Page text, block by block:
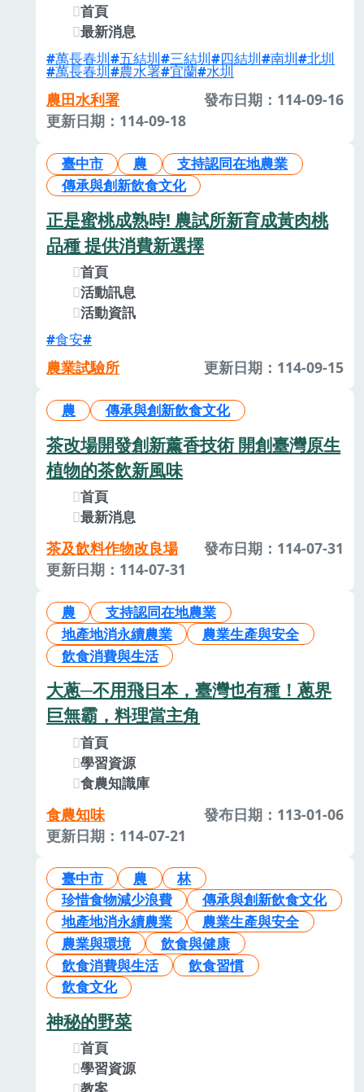
首頁
最新消息
萬長春圳 五結圳 三結圳 四結圳 南圳 北圳
萬長春圳 農水署 宜蘭 水圳
農田水利署
發布日期：114-09-16
更新日期：114-09-18
臺中市 農
支持認同在地農業
傳承與創新飲食文化
正是蜜桃成熟時! 農試所新育成黃肉桃
品種 提供消費新選擇
首頁
活動訊息
活動資訊
食安
農業試驗所 更新日期：114-09-15
農 傳承與創新飲食文化
茶改場開發創新薰香技術 開創臺灣原生
植物的茶飲新風味
首頁
最新消息
茶及飲料作物改良場
發布日期：114-07-31
更新日期：114-07-31
農
支持認同在地農業
地產地消永續農業
農業生產與安全
飲食消費與生活
大蔥─不用飛日本，臺灣也有種！蔥界
巨無霸，料理當主角
首頁
學習資源
食農知識庫
食農知味
發布日期：113-01-06
更新日期：114-07-21
臺中市 農
林
珍惜食物減少浪費
傳承與創新飲食文化
地產地消永續農業
農業生產與安全
農業與環境
飲食與健康
飲食消費與生活
飲食習慣
飲食文化
神秘的野菜
首頁
學習資源